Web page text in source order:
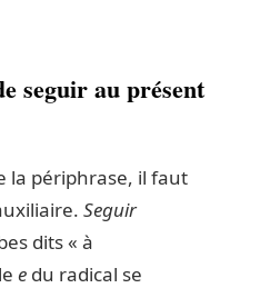
seguir au présent
la périphrase, il faut
Seguir
dits « à
e du radical se